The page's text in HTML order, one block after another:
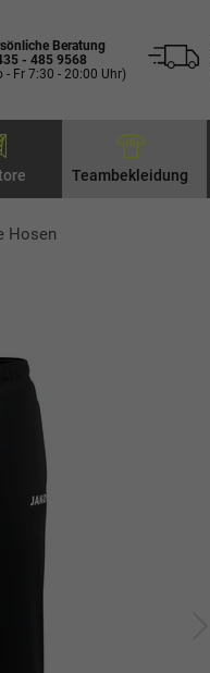
Beratung
- 485 9568
- Fr 7:30 - 20:00 Uhr)
Teambekleidung
Hosen